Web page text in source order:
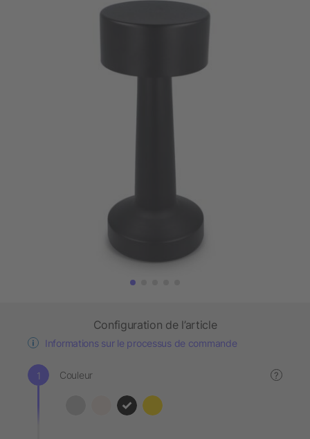
Configuration de l’article
Informations sur le processus de commande
Couleur ?